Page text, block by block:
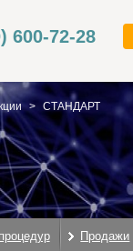
600-72-28
> СТАНДАРТ
Продажи